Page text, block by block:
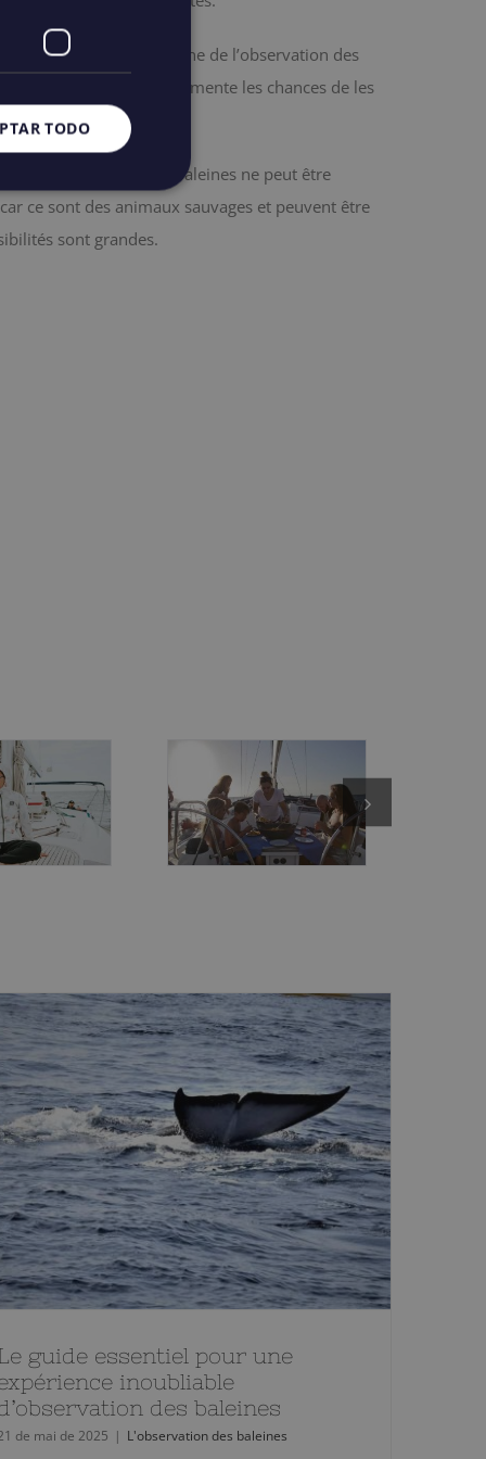
experts dans le domaine de l’observation des
ce qui augmente les chances de les
que l’observation des baleines ne peut être
ce sont des animaux sauvages et peuvent être
sont grandes.
guide essentiel pour une
inoubliable
des baleines
de mai de 2025 | L'observation des baleines
TODO